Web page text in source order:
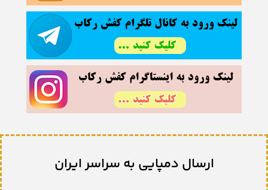
ارسال دمپایی به سراسر ایران